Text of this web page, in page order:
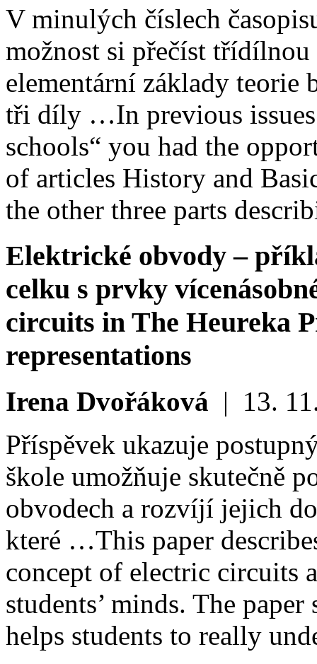
V minulých číslech
možnost si přečíst
elementární základy teorie
tři díly …In previous
schools“ you had the
of articles History and
the other three parts
Elektrické obvody –
celku s prvky
circuits in The Heureka
representations
Irena Dvořáková | 13.
Příspěvek ukazuje
škole umožňuje skutečně
obvodech a rozvíjí jejich
které …This paper
concept of electric circuits
students’ minds. The
helps students to really